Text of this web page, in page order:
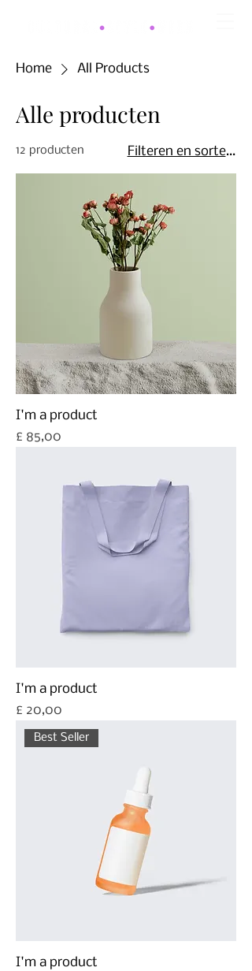
Home All Products
Alle producten
12 producten Filteren en sorteren
I'm a product
Prijs
£ 85,00
I'm a product
Prijs
£ 20,00
Best Seller
I'm a product